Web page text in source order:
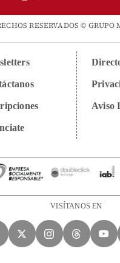
RESERVADOS © GRUPO
Aviso
VISÍTANOS EN